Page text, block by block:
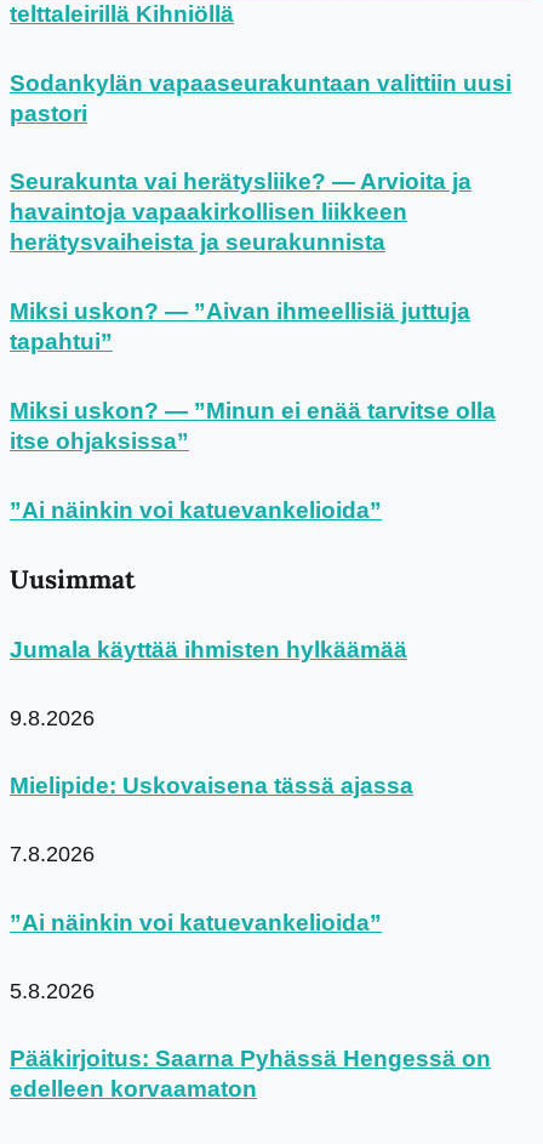
telttaleirillä Kihniöllä
Sodankylän vapaaseurakuntaan valittiin uusi
pastori
Seurakunta vai herätysliike? — Arvioita ja
havaintoja vapaakirkollisen liikkeen
herätysvaiheista ja seurakunnista
Miksi uskon? — ”Aivan ihmeellisiä juttuja
tapahtui”
Miksi uskon? — ”Minun ei enää tarvitse olla
itse ohjaksissa”
”Ai näinkin voi katuevankelioida”
Uusimmat
Jumala käyttää ihmisten hylkäämää
9.8.2026
Mielipide: Uskovaisena tässä ajassa
7.8.2026
”Ai näinkin voi katuevankelioida”
5.8.2026
Pääkirjoitus: Saarna Pyhässä Hengessä on
edelleen korvaamaton